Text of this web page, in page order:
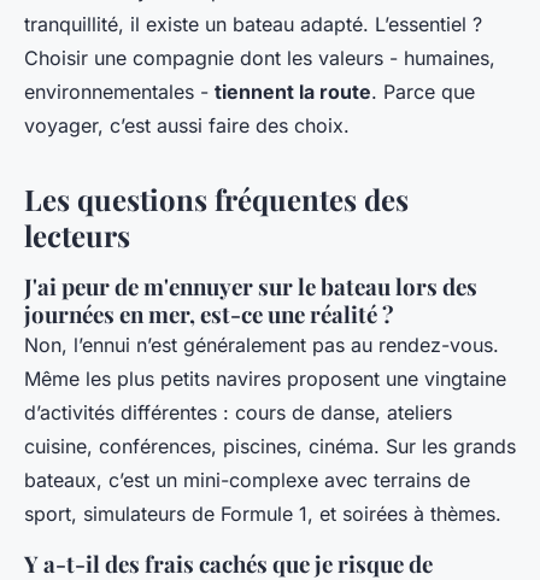
tranquillité, il existe un bateau adapté. L’essentiel ?
Choisir une compagnie dont les valeurs - humaines,
environnementales - tiennent la route. Parce que
voyager, c’est aussi faire des choix.
Les questions fréquentes des
lecteurs
J'ai peur de m'ennuyer sur le bateau lors des
journées en mer, est-ce une réalité ?
Non, l’ennui n’est généralement pas au rendez-vous.
Même les plus petits navires proposent une vingtaine
d’activités différentes : cours de danse, ateliers
cuisine, conférences, piscines, cinéma. Sur les grands
bateaux, c’est un mini-complexe avec terrains de
sport, simulateurs de Formule 1, et soirées à thèmes.
Y a-t-il des frais cachés que je risque de